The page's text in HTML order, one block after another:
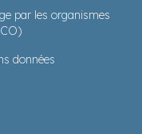
par les organismes
données